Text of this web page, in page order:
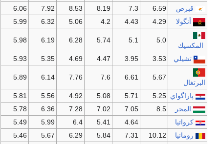
قبرص 6.59
7.3
8.19
8.53
7.92
6.06
أنگولا
4.29
4.43
4.2
5.06
6.32
5.99
المكسيك
5.0
5.1
5.74
6.28
6.19
5.98
تشيلي 3.53
3.95
4.47
4.69
5.35
5.93
البرتغال
5.67
6.61
7.6
7.76
6.14
5.89
پاراگواي 5.25
5.71
5.08
4.92
5.56
5.81
المجر
8.5
7.05
7.02
7.28
6.36
5.78
كرواتيا
4.64
5.41
6.4
5.99
5.49
رومانيا
10.12
7.31
5.84
6.29
5.67
5.46